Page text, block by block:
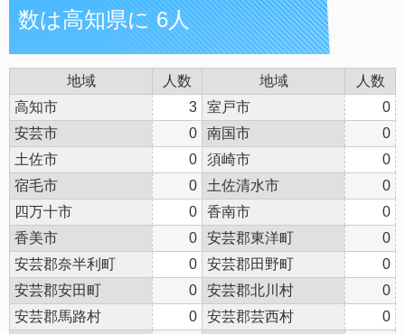
数は高知県に 6人
地域 人数 地域
人数
高知市
3 室戸市
0
安芸市
0 南国市
0
土佐市
0 須崎市
0
宿毛市
0 土佐清水市
0
四万十市
0 香南市
0
香美市
0 安芸郡東洋町
0
安芸郡奈半利町
0 安芸郡田野町
0
安芸郡安田町
0 安芸郡北川村
0
安芸郡馬路村
0 安芸郡芸西村
0